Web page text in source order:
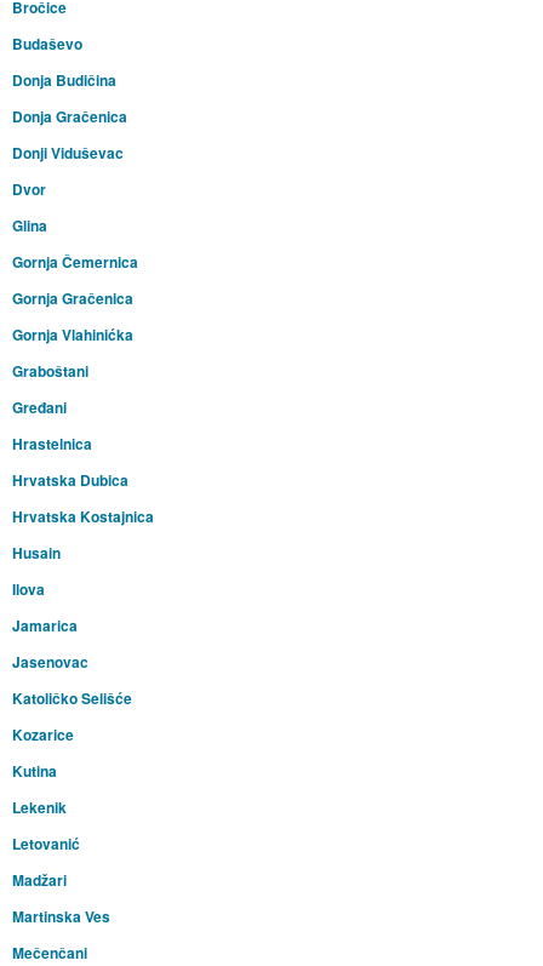
Bročice
Budaševo
Donja Budičina
Donja Gračenica
Donji Viduševac
Dvor
Glina
Gornja Čemernica
Gornja Gračenica
Gornja Vlahinićka
Graboštani
Gređani
Hrastelnica
Hrvatska Dubica
Hrvatska Kostajnica
Husain
Ilova
Jamarica
Jasenovac
Katoličko Selišće
Kozarice
Kutina
Lekenik
Letovanić
Madžari
Martinska Ves
Mečenčani